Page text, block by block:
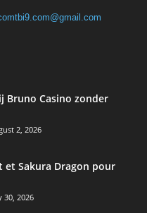
Bruno Casino zonder
2, 2026
et Sakura Dragon pour
30, 2026